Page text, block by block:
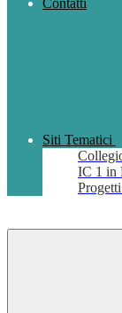
Contatti
Siti Tematici
IC 1 in